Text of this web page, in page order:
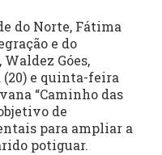
do Norte, Fátima
e do
Góes,
e quinta-feira
“Caminho das
de
para ampliar a
potiguar.